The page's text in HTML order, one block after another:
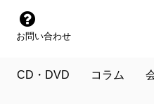
お問い合わせ
CD・DVD コラム